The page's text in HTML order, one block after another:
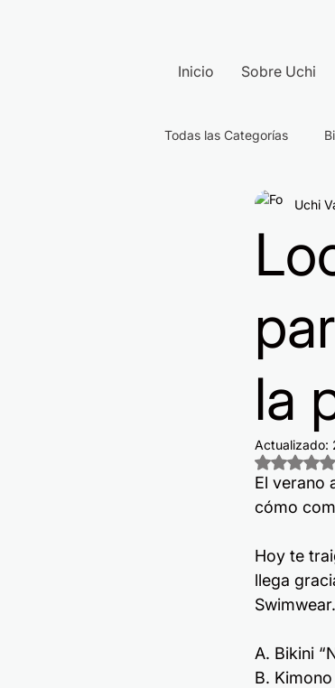
Inicio Sobre Uchi
Todas las Categorías
la
Uchi
Actualizado:
El verano
cómo
Hoy te
llega
Swimwear.
A. Bikini
B. Kimono